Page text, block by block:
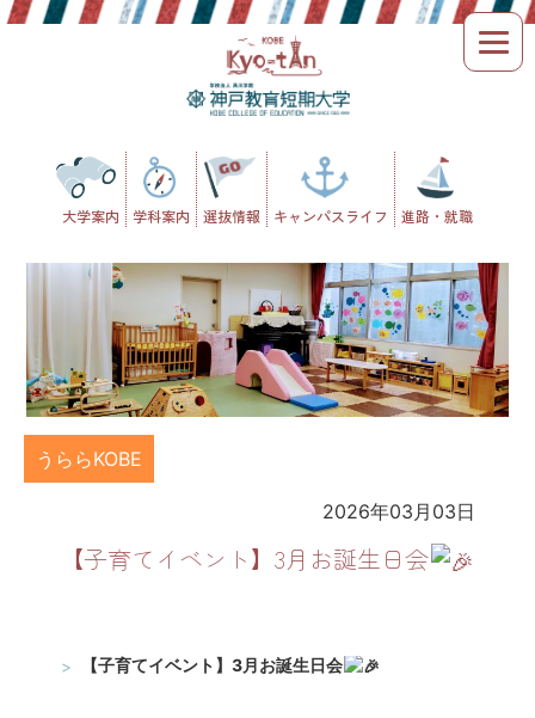
Skip
to
大学案内 学科案内 選抜情報 キャンパスライフ 進路・就職
うららKOBE
2026年03月03日
【子育てイベント】3月お誕生日会
【子育てイベント】3月お誕生日会